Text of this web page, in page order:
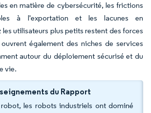
en matière de cybersécurité, les frictions
à l'exportation et les lacunes en
utilisateurs plus petits restent des forces
également des niches de services
autour du déploiement sécurisé et du
vie.
du Rapport
les robots industriels ont dominé